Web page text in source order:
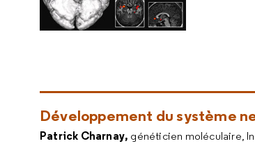
Développement du système
Patrick Charnay, généticien moléculaire,